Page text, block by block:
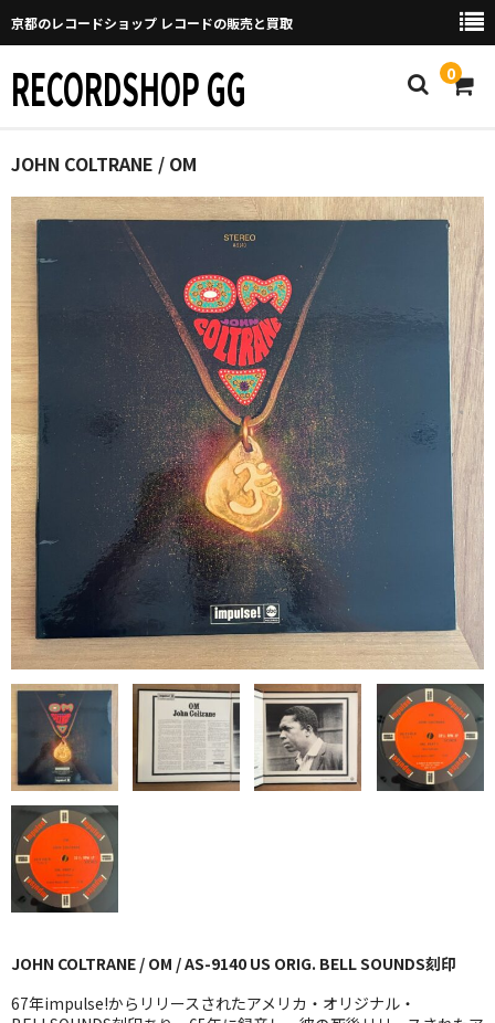
京都のレコードショップ レコードの販売と買取
RECORDSHOP GG 0
Home
マイページ
GGについて
買取について
取り置きなどについて
New Arrivals
GG RECORD （当店のレーベル）
全商品
JAZZ-US
BLUE NOTE
JAZZ-EU
JAZZ-JP
JAZZ-VOCAL
J-POP
ROCK
WORLD
JOHN COLTRANE / OM
JOHN COLTRANE / OM / AS-9140 US ORIG. BELL SOUNDS刻印
67年impulse!からリリースされたアメリカ・オリジナル・